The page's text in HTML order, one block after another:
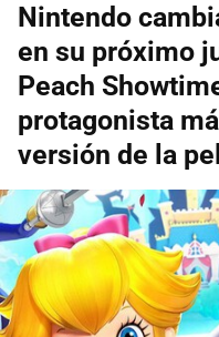
Nintendo
en su próximo
Peach
protagonista
versión de la